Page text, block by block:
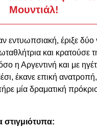
Μουντιάλ!
εντυωπσιακή, έριξε δύο
και κρατούσε
η Αργεντινή και με
έκανε επική
μία δραματική